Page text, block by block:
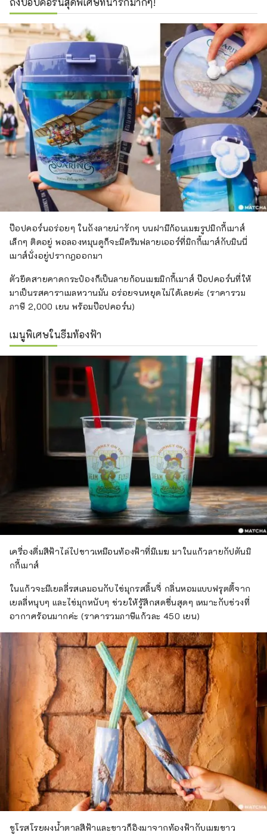
ป๊อปคอร์นอร่อยๆ ในถังลายน่ารักๆ บนฝามีก้อนเมฆรูปมิกกี้เมาส์
เล็กๆ ติดอยู่ พอลองหมุนดูก็จะมีดรีมฟลายเออร์ที่มิกกี้เมาส์กับมินนี่
เมาส์นั่งอยู่ปรากฎออกมา
ตัวยึดสายคาดกระป๋องก็เป็นลายก้อนเมฆมิกกี้เมาส์ ป๊อปคอร์นที่ให้
มาเป็นรสคาราเมลหวานมัน อร่อยจนหยุดไม่ได้เลยค่ะ (ราคารวม
ภาษี 2,000 เยน พร้อมป๊อปคอร์น)
เมนูพิเศษในธีมท้องฟ้า
เครื่องดื่มสีฟ้าไล่ไปขาวเหมือนท้องฟ้าที่มีเมฆ มาในแก้วลายกัปตันมิ
กกี้เมาส์
ในแก้วจะมีเยลลี่รสเลมอนกับไข่มุกรสลิ้นจี่ กลิ่นหอมแบบฟรุตตี้จาก
เยลลี่หนุบๆ และไข่มุกหนับๆ ช่วยให้รู้สึกสดชื่นสุดๆ เหมาะกับช่วงที่
อากาศร้อนมากค่ะ (ราคารวมภาษีแก้วละ 450 เยน)
ชูโรสโรยผงน้ำตาลสีฟ้าและขาวก็อิงมาจากท้องฟ้ากับเมฆขาว